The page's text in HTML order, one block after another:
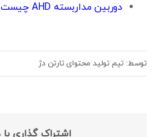
دوربین مداربسته AHD چیست
توسط: تیم تولید محتوای تارتن دژ
اشتراک گذاری با